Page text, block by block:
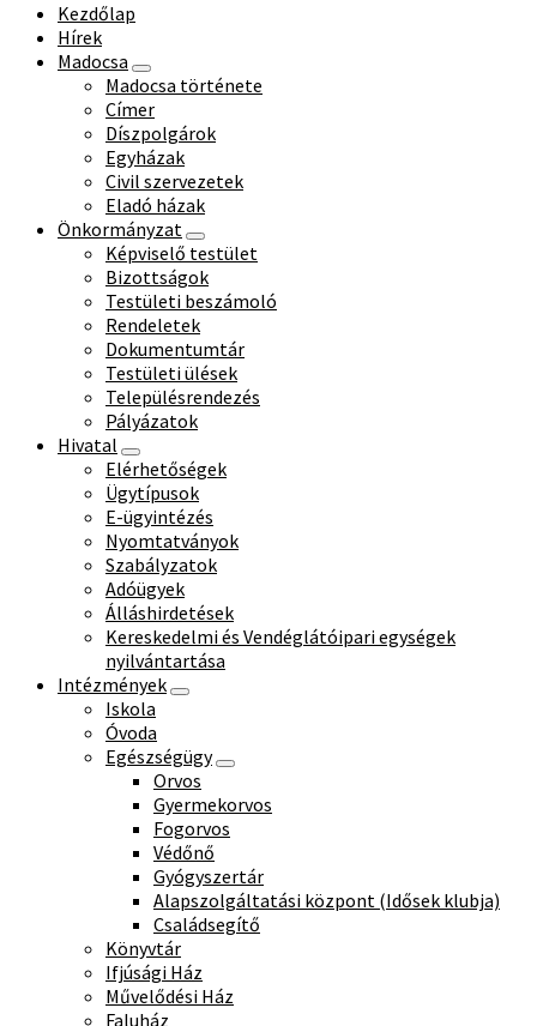
Kezdőlap
Hírek
Madocsa
Madocsa története
Címer
Díszpolgárok
Egyházak
Civil szervezetek
Eladó házak
Önkormányzat
Képviselő testület
Bizottságok
Testületi beszámoló
Rendeletek
Dokumentumtár
Testületi ülések
Településrendezés
Pályázatok
Hivatal
Elérhetőségek
Ügytípusok
E-ügyintézés
Nyomtatványok
Szabályzatok
Adóügyek
Álláshirdetések
Kereskedelmi és Vendéglátóipari egységek
nyilvántartása
Intézmények
Iskola
Óvoda
Egészségügy
Orvos
Gyermekorvos
Fogorvos
Védőnő
Gyógyszertár
Alapszolgáltatási központ (Idősek klubja)
Családsegítő
Könyvtár
Ifjúsági Ház
Művelődési Ház
Faluház